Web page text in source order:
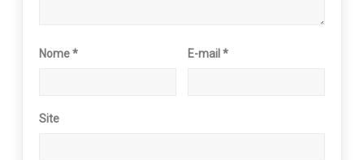
Nome* E-mail*
Site